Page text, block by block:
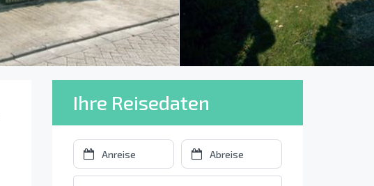
Ihre Reisedaten